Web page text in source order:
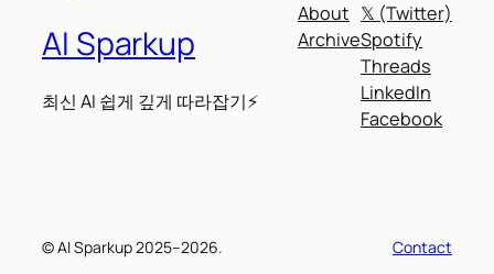
AI Sparkup
최신 AI 쉽게 깊게 따라잡기⚡
About
Archive
𝕏 (Twitter)
Spotify
Threads
LinkedIn
Facebook
© AI Sparkup 2025–2026. Contact